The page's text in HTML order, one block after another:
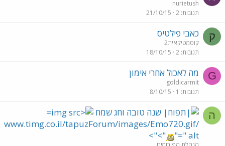
nurietush
תגובות 2
21/10/15
ק כאבי פילטיס
קוסמטיקאית2
תגובות 2
18/10/15
G מה לאכול אחרי אימון
goldicarmit
תגובות 1
8/10/15
ה
שנה טובה וחג שמח
/www.timg.co.il/tapuzForum/images/Emo720.gif
" alt="
">">